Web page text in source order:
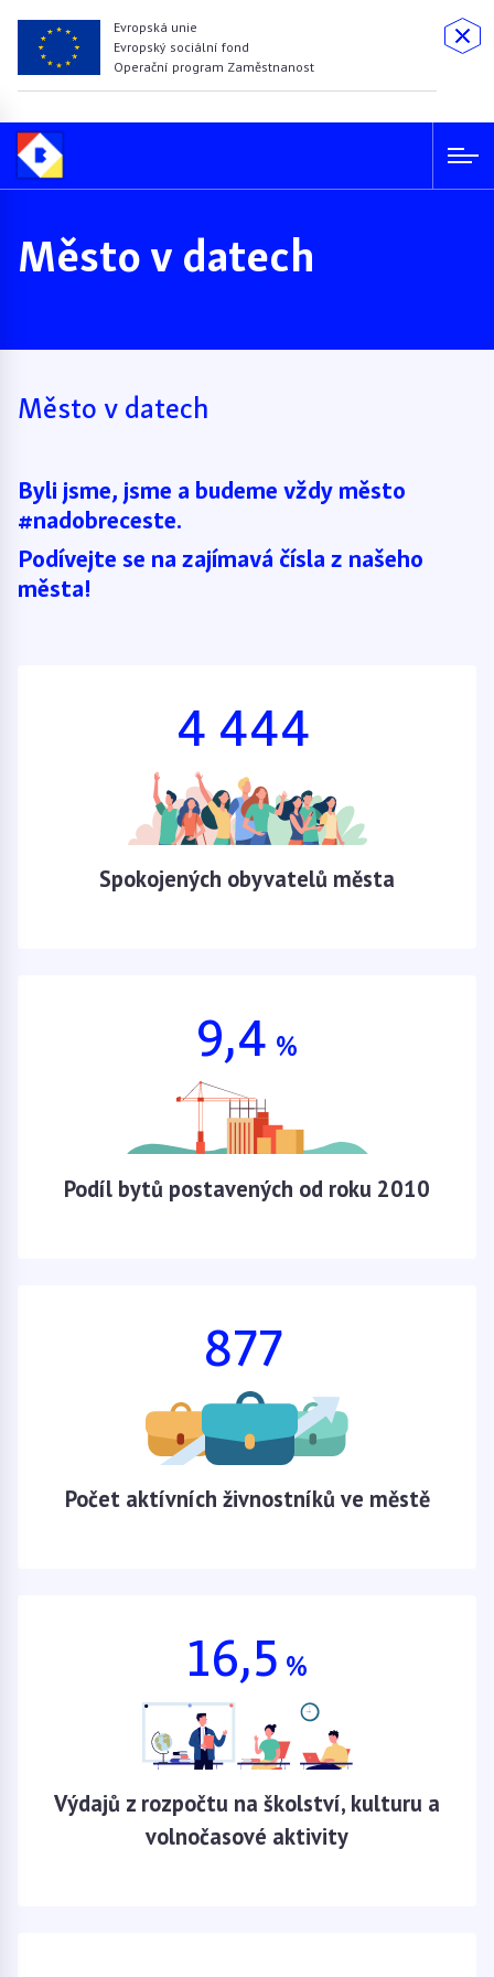
Evropská unie
Evropský sociální fond
Operační program Zaměstnanost
Město v datech
Město v datech
Byli jsme, jsme a budeme vždy město
#nadobreceste.
Podívejte se na zajímavá čísla z našeho
města!
4 444
Spokojených obyvatelů města
9,4 %
Podíl bytů postavených od roku 2010
877
Počet aktívních živnostníků ve městě
16,5 %
Výdajů z rozpočtu na školství, kulturu a
volnočasové aktivity